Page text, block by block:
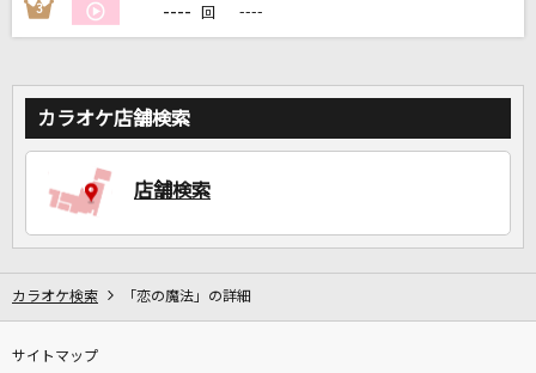
3 ---- 回 ----
カラオケ店舗検索
店舗検索
カラオケ検索 「恋の魔法」の詳細
サイトマップ